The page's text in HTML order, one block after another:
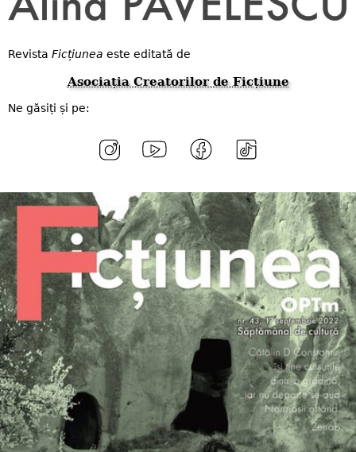
Revista Ficțiunea este editată de
Asociația Creatorilor de Ficțiune
Ne găsiți și pe: